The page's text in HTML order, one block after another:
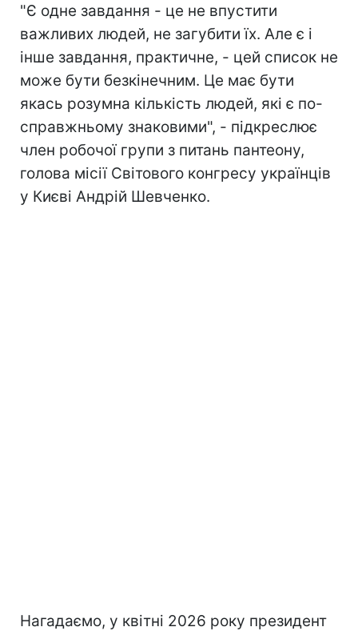
"Є одне завдання - це не впустити
важливих людей, не загубити їх. Але є і
інше завдання, практичне, - цей список не
може бути безкінечним. Це має бути
якась розумна кількість людей, які є по-
справжньому знаковими", - підкреслює
член робочої групи з питань пантеону,
голова місії Світового конгресу українців
у Києві Андрій Шевченко.
Нагадаємо, у квітні 2026 року президент